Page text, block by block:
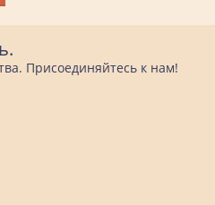
Присоединяйтесь к нам!